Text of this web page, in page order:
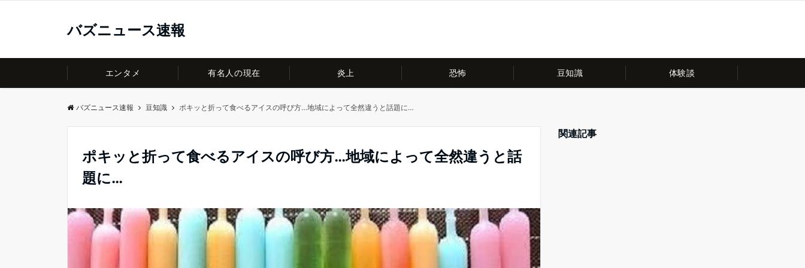
バズニュース速報
エンタメ 有名人の現在 炎上 恐怖 豆知識 体験談
バズニュース速報 豆知識 ポキッと折って食べるアイスの呼び方…地域によって全然違うと話題に…
ポキッと折って食べるアイスの呼び方…地域によって全然違うと話
題に…
関連記事